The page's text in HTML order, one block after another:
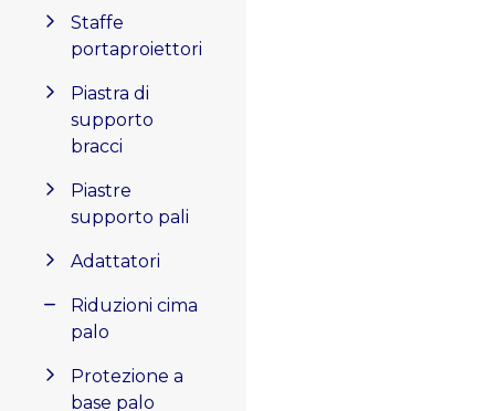
Staffe
portaproiettori
Piastra di
supporto
bracci
Piastre
supporto pali
Adattatori
Riduzioni cima
palo
Protezione a
base palo